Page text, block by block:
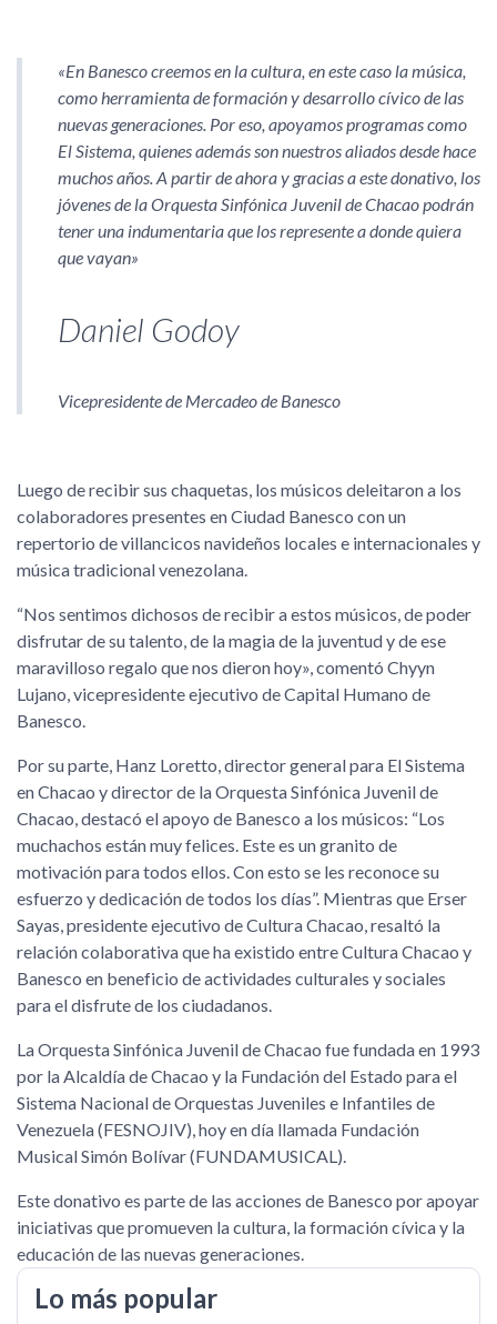
«En Banesco creemos en la cultura, en este caso la música,
como herramienta de formación y desarrollo cívico de las
nuevas generaciones. Por eso, apoyamos programas como
El Sistema, quienes además son nuestros aliados desde hace
muchos años. A partir de ahora y gracias a este donativo, los
jóvenes de la Orquesta Sinfónica Juvenil de Chacao podrán
tener una indumentaria que los represente a donde quiera
que vayan»
Daniel Godoy
Vicepresidente de Mercadeo de Banesco
Luego de recibir sus chaquetas, los músicos deleitaron a los
colaboradores presentes en Ciudad Banesco con un
repertorio de villancicos navideños locales e internacionales y
música tradicional venezolana.
“Nos sentimos dichosos de recibir a estos músicos, de poder
disfrutar de su talento, de la magia de la juventud y de ese
maravilloso regalo que nos dieron hoy», comentó Chyyn
Lujano, vicepresidente ejecutivo de Capital Humano de
Banesco.
Por su parte, Hanz Loretto, director general para El Sistema
en Chacao y director de la Orquesta Sinfónica Juvenil de
Chacao, destacó el apoyo de Banesco a los músicos: “Los
muchachos están muy felices. Este es un granito de
motivación para todos ellos. Con esto se les reconoce su
esfuerzo y dedicación de todos los días”. Mientras que Erser
Sayas, presidente ejecutivo de Cultura Chacao, resaltó la
relación colaborativa que ha existido entre Cultura Chacao y
Banesco en beneficio de actividades culturales y sociales
para el disfrute de los ciudadanos.
La Orquesta Sinfónica Juvenil de Chacao fue fundada en 1993
por la Alcaldía de Chacao y la Fundación del Estado para el
Sistema Nacional de Orquestas Juveniles e Infantiles de
Venezuela (FESNOJIV), hoy en día llamada Fundación
Musical Simón Bolívar (FUNDAMUSICAL).
Este donativo es parte de las acciones de Banesco por apoyar
iniciativas que promueven la cultura, la formación cívica y la
educación de las nuevas generaciones.
Lo más popular